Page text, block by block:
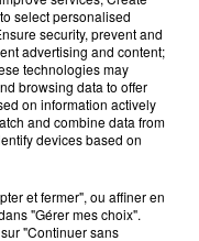
Mer : Grégory Thil,
à...
select personalised
security, prevent and
advertising and content;
technologies may
browsing data to offer
on information actively
and combine data from
devices based on
et fermer", ou affiner en
"Gérer mes choix".
"Continuer sans